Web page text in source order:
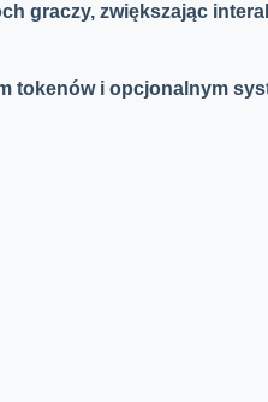
graczy, zwiększając
tokenów i opcjonalnym